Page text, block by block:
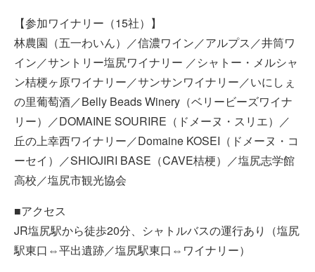
【参加ワイナリー（15社）】
林農園（五一わいん）／信濃ワイン／アルプス／井筒ワ
イン／サントリー塩尻ワイナリー ／シャトー・メルシャ
ン桔梗ヶ原ワイナリー／サンサンワイナリー／いにしぇ
の里葡萄酒／Belly Beads Winery （ベリービーズワイナ
リー）／DOMAINE SOURIRE （ドメーヌ・スリエ）／
丘の上幸西ワイナリー／Domaine KOSEI （ドメーヌ・コ
ーセイ）／SHIOJIRI BASE （CAVE桔梗）／塩尻志学館
高校／塩尻市観光協会
■アクセス
JR塩尻駅から徒歩20分、シャトルバスの運行あり（塩尻
駅東口⇔平出遺跡／塩尻駅東口⇔ワイナリー）